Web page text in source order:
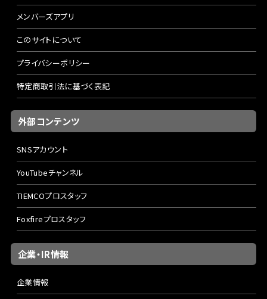
メンバーズアプリ
このサイトについて
プライバシーポリシー
特定商取引法に基づく表記
外部コンテンツ
SNSアカウント
YouTubeチャンネル
TIEMCOプロスタッフ
Foxfireプロスタッフ
企業・IR情報
企業情報